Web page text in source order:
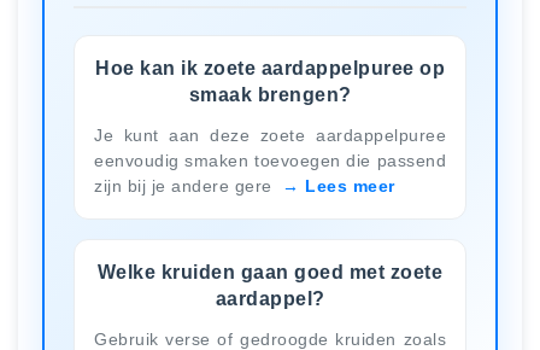
Hoe kan ik zoete aardappelpuree op
smaak brengen?
Je kunt aan deze zoete aardappelpuree
eenvoudig smaken toevoegen die passend
zijn bij je andere gere
Lees meer
Welke kruiden gaan goed met zoete
aardappel?
Gebruik verse of gedroogde kruiden zoals